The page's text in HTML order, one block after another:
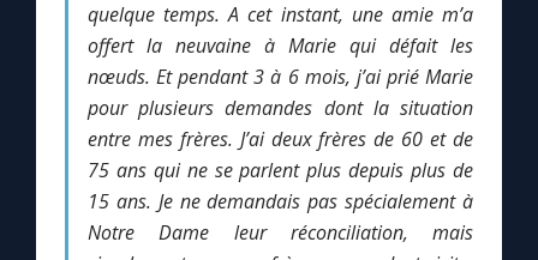
1000 Raisons de Croire
Chapelet pour le monde
Contact
Faire un don
quelque temps. A cet instant, une amie m’a
offert la neuvaine à Marie qui défait les
nœuds. Et pendant 3 à 6 mois, j’ai prié Marie
pour plusieurs demandes dont la situation
entre mes frères. J’ai deux frères de 60 et de
75 ans qui ne se parlent plus depuis plus de
15 ans. Je ne demandais pas spécialement à
Notre Dame leur réconciliation, mais